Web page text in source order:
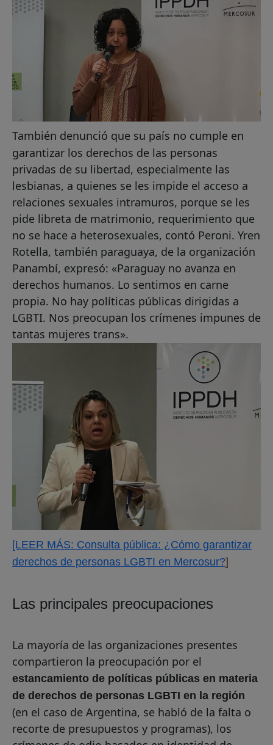
También denunció que su país no cumple en
garantizar los derechos de las personas
privadas de su libertad, especialmente las
lesbianas, a quienes se les impide el acceso a
relaciones sexuales intramuros, porque se les
pide libreta de matrimonio, requerimiento que
no se hace a heterosexuales, contó Peroni. Yren
Rotella, también paraguaya, de la organización
Panambí, expresó: «Paraguay no avanza en
derechos humanos. Lo sentimos en carne
propia. No hay políticas públicas dirigidas a
LGBTI. Nos preocupan los crímenes impunes de
tantas mujeres trans».
[LEER MÁS: Consulta pública: ¿Cómo garantizar
derechos de personas LGBTI en Mercosur?]
Las principales preocupaciones
La mayoría de las organizaciones presentes
compartieron la preocupación por el
estancamiento de políticas públicas en materia
de derechos de personas LGBTI en la región
(en el caso de Argentina, se habló de la falta o
recorte de presupuestos y programas), los